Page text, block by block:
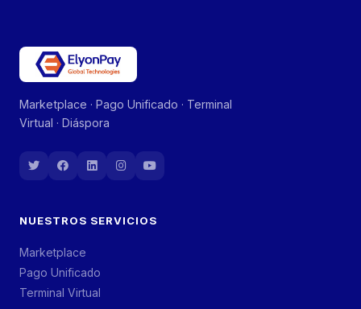
Marketplace · Pago Unificado · Terminal
Virtual · Diáspora
NUESTROS SERVICIOS
Marketplace
Pago Unificado
Terminal Virtual